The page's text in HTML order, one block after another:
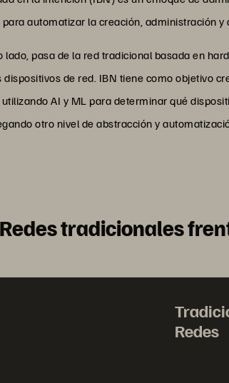
automatizar la creación, administración y
lado, pasa de la red tradicional basada en
dispositivos de red. IBN tiene como objetivo
AI y ML para determinar qué
otro nivel de abstracción y
Redes tradicionales
Redes